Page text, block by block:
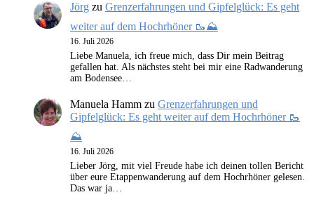
Jörg zu Grenzerfahrungen und Gipfelglück: Es geht
weiter auf dem Hochrhöner 🥾⛰️
16. Juli 2026
Liebe Manuela, ich freue mich, dass Dir mein Beitrag
gefallen hat. Als nächstes steht bei mir eine Radwanderung
am Bodensee…
Manuela Hamm zu Grenzerfahrungen und
Gipfelglück: Es geht weiter auf dem Hochrhöner 🥾
⛰️
16. Juli 2026
Lieber Jörg, mit viel Freude habe ich deinen tollen Bericht
über eure Etappenwanderung auf dem Hochrhöner gelesen.
Das war ja…